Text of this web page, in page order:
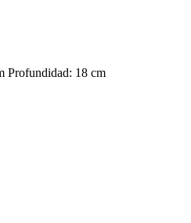
Profundidad: 18 cm